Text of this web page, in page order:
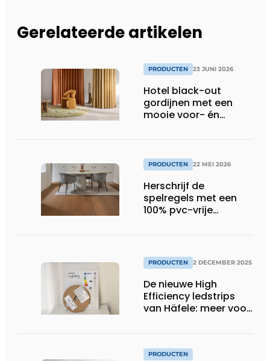
Gerelateerde artikelen
PRODUCTEN 23 JUNI 2026
Hotel black-out
gordijnen met een
mooie voor- én
PRODUCTEN 22 MEI 2026
Herschrijf de
spelregels met een
100% pvc-vrije
PRODUCTEN 2 DECEMBER 2025
De nieuwe High
Efficiency ledstrips
van Häfele: meer voor
PRODUCTEN